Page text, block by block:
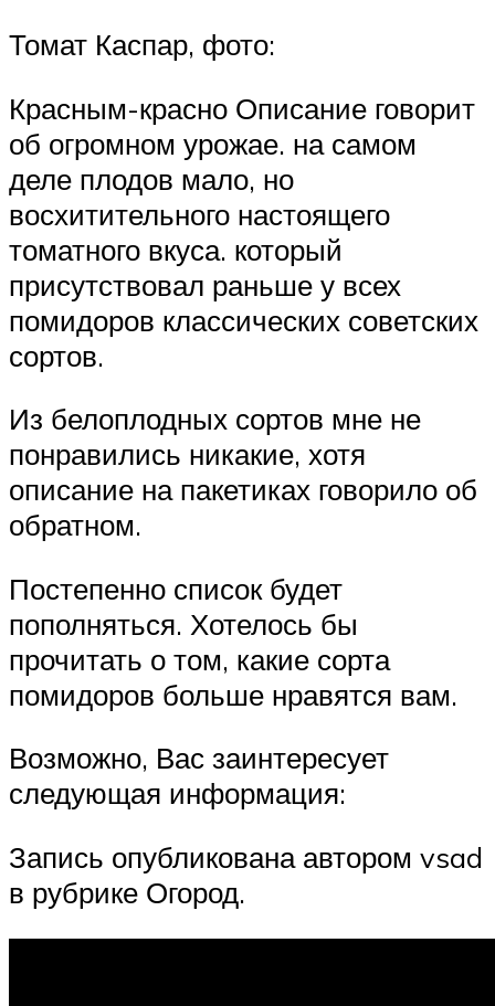
Томат Каспар, фото:
Красным-красно Описание говорит
об огромном урожае. на самом
деле плодов мало, но
восхитительного настоящего
томатного вкуса. который
присутствовал раньше у всех
помидоров классических советских
сортов.
Из белоплодных сортов мне не
понравились никакие, хотя
описание на пакетиках говорило об
обратном.
Постепенно список будет
пополняться. Хотелось бы
прочитать о том, какие сорта
помидоров больше нравятся вам.
Возможно, Вас заинтересует
следующая информация:
Запись опубликована автором vsad
в рубрике Огород.